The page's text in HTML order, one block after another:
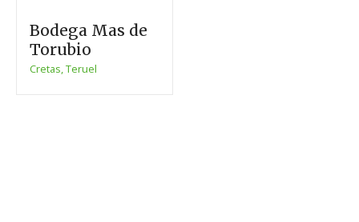
Bodega Mas de
Torubio
Cretas, Teruel